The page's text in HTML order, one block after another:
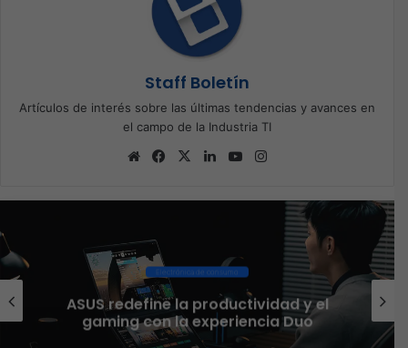
Staff Boletín
Artículos de interés sobre las últimas tendencias y avances en
el campo de la Industria TI
Sitio
Facebook
X LinkedInYouTube
Electrónica de consumo
ASUS redefine la productividad y el
gaming con la experiencia Duo